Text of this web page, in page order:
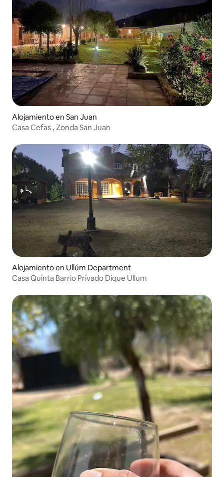
Alojamiento en San Juan
Casa Cefas , Zonda San Juan
Alojamiento en Ullúm Department
Casa Quinta Barrio Privado Dique Ullum